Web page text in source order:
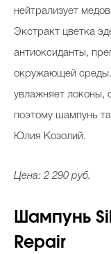
нейтрализует
Экстракт цветка
антиоксиданты,
окружающей среды.
увлажняет локоны,
поэтому шампунь
Юлия Козолий.
Цена: 2 290 руб.
Шампунь
Repair